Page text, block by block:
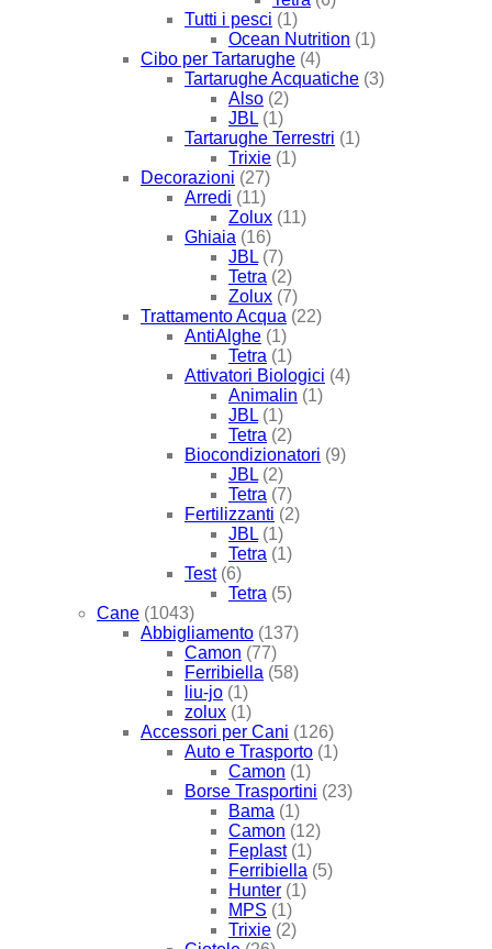
Tutti i pesci (1)
Ocean Nutrition (1)
Cibo per Tartarughe (4)
Tartarughe Acquatiche (3)
Also (2)
JBL (1)
Tartarughe Terrestri (1)
Trixie (1)
Decorazioni (27)
Arredi (11)
Zolux (11)
Ghiaia (16)
JBL (7)
Tetra (2)
Zolux (7)
Trattamento Acqua (22)
AntiAlghe (1)
Tetra (1)
Attivatori Biologici (4)
Animalin (1)
JBL (1)
Tetra (2)
Biocondizionatori (9)
JBL (2)
Tetra (7)
Fertilizzanti (2)
JBL (1)
Tetra (1)
Test (6)
Tetra (5)
Cane (1043)
Abbigliamento (137)
Camon (77)
Ferribiella (58)
liu-jo (1)
zolux (1)
Accessori per Cani (126)
Auto e Trasporto (1)
Camon (1)
Borse Trasportini (23)
Bama (1)
Camon (12)
Feplast (1)
Ferribiella (5)
Hunter (1)
MPS (1)
Trixie (2)